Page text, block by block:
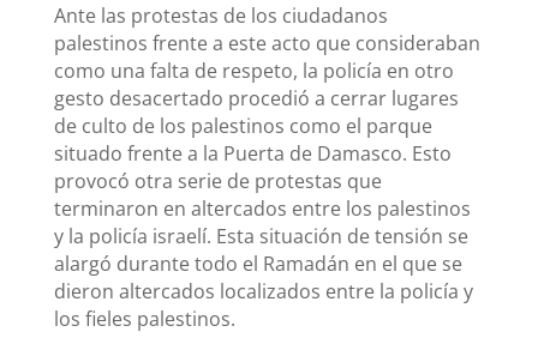
Ante las protestas de los ciudadanos
palestinos frente a este acto que consideraban
como una falta de respeto, la policía en otro
gesto desacertado procedió a cerrar lugares
de culto de los palestinos como el parque
situado frente a la Puerta de Damasco. Esto
provocó otra serie de protestas que
terminaron en altercados entre los palestinos
y la policía israelí. Esta situación de tensión se
alargó durante todo el Ramadán en el que se
dieron altercados localizados entre la policía y
los fieles palestinos.